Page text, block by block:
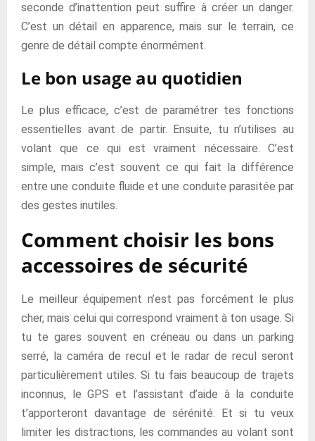
seconde d’inattention peut suffire à créer un danger.
C’est un détail en apparence, mais sur le terrain, ce
genre de détail compte énormément.
Le bon usage au quotidien
Le plus efficace, c’est de paramétrer tes fonctions
essentielles avant de partir. Ensuite, tu n’utilises au
volant que ce qui est vraiment nécessaire. C’est
simple, mais c’est souvent ce qui fait la différence
entre une conduite fluide et une conduite parasitée par
des gestes inutiles.
Comment choisir les bons
accessoires de sécurité
Le meilleur équipement n’est pas forcément le plus
cher, mais celui qui correspond vraiment à ton usage. Si
tu te gares souvent en créneau ou dans un parking
serré, la caméra de recul et le radar de recul seront
particulièrement utiles. Si tu fais beaucoup de trajets
inconnus, le GPS et l’assistant d’aide à la conduite
t’apporteront davantage de sérénité. Et si tu veux
limiter les distractions, les commandes au volant sont